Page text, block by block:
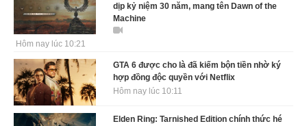
dịp kỷ niệm 30 năm, mang tên Dawn of the
Machine
Hôm nay lúc 10:21
GTA 6 được cho là đã kiếm bộn tiền nhờ ký
hợp đồng độc quyền với Netflix
Hôm nay lúc 10:11
Elden Ring: Tarnished Edition chính thức hé